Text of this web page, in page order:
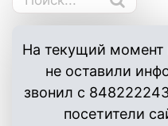
На текущий момент
не оставили
звонил с
посетители